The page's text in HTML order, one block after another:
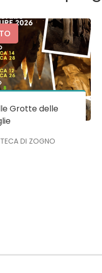
Grotte delle
DI ZOGNO